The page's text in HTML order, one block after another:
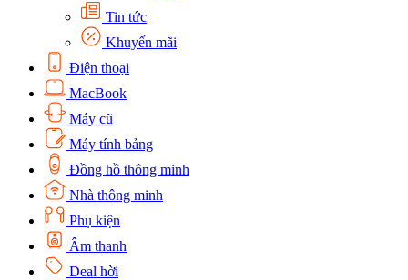
Tin tức
Khuyến mãi
Điện thoại
MacBook
Máy cũ
Máy tính bảng
Đồng hồ thông minh
Nhà thông minh
Phụ kiện
Âm thanh
Deal hời